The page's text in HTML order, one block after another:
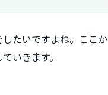
したいですよね。ここか
いきます。